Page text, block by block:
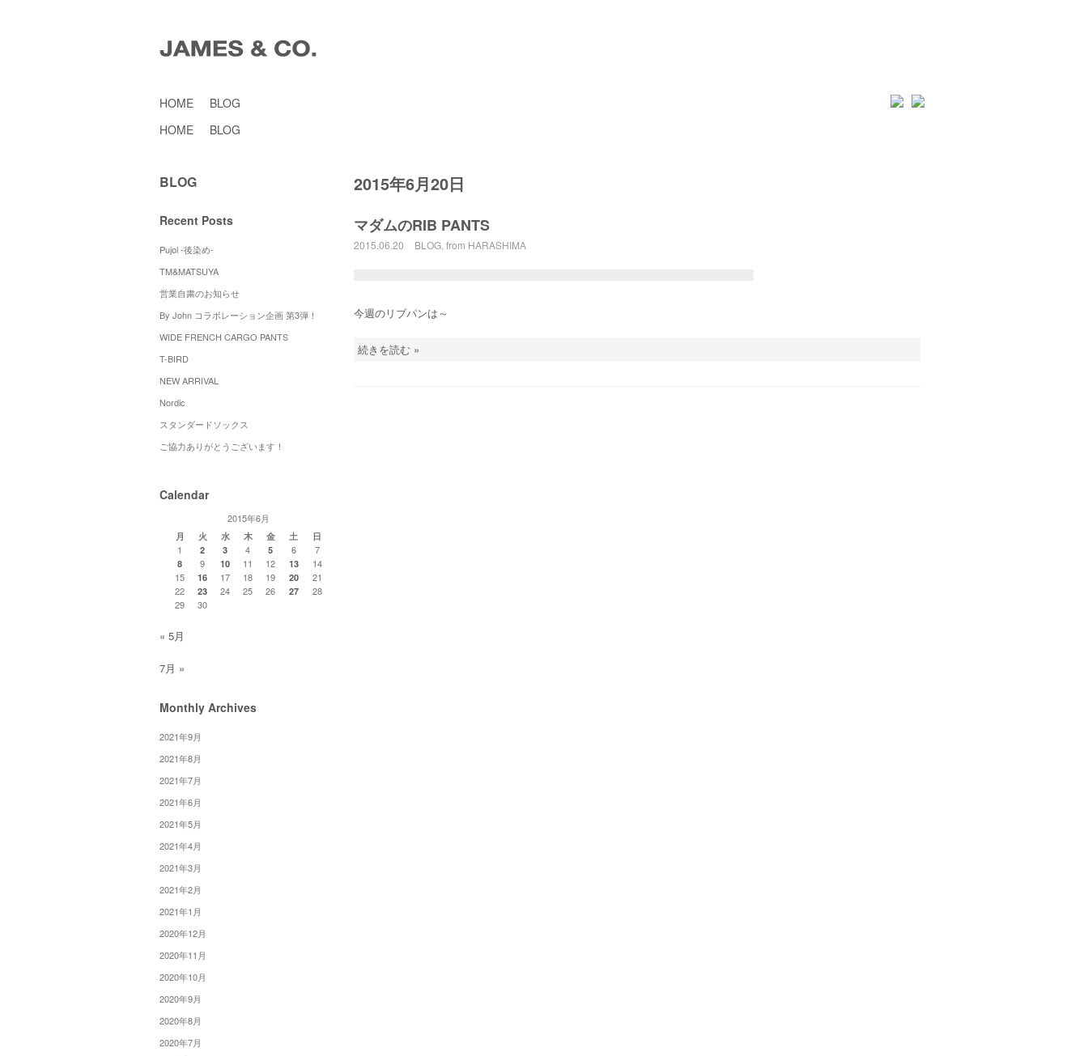
HOME
BLOG
HOME
BLOG
2015年6月20日
マダムのRIB PANTS
2015.06.20 BLOG from HARASHIMA
今週のリブパンは～
続きを読む »
BLOG
Recent Posts
Pujol -後染め-
TM&MATSUYA
営業自粛のお知らせ
By John コラボレーション企画 第3弾！
WIDE FRENCH CARGO PANTS
T-BIRD
NEW ARRIVAL
Nordic
スタンダードソックス
ご協力ありがとうございます！
Calendar
2015年6月
月 火 水 木 金 土 日
1 2 3 4 5 6 7
8 9 10 11 12 13
14
15
16 17 18 19 20
21
22
23 24 25 26 27
28
29
30
« 5月
7月 »
Monthly Archives
2021年9月
2021年8月
2021年7月
2021年6月
2021年5月
2021年4月
2021年3月
2021年2月
2021年1月
2020年12月
2020年11月
2020年10月
2020年9月
2020年8月
2020年7月